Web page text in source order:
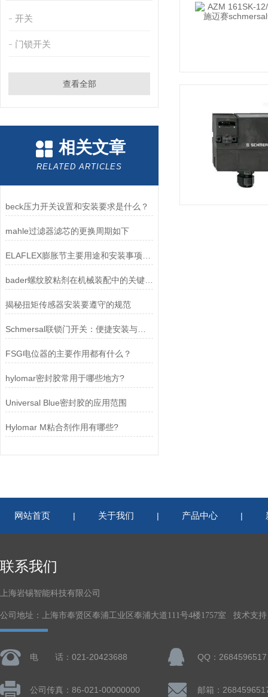
开关
门锁开关
查看全部
相关文章
RELATED ARTICLES
beck压力开关设置和安装要求是什么？
mahle过滤器滤芯的更换周期如下
bader螺纹胶粘剂在机械装配中的关键作用
揭秘扭矩传感器安装要遵守的规范
Schmersal联锁门开关：便捷安装与简易维护，让安全守护更省心
FSG电位器的主要作用都有什么？
hylomar密封胶常用于哪些地方?
Universal Blue密封胶的应用范围
Hylomar M粘合剂作用有哪些?
网站首页 | 关于我们 | 产品中心 |
联系我们
上海岩锡智能科技有限公司
公司地址：上海市奉贤区奉浦工业区奉浦大道111号4楼1757室 技术支
电 话：021-20423688 QQ：2684596517
公司传真：86-021-00000000 邮箱：